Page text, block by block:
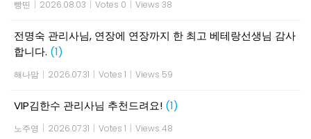
빵띤 | 2026.08.03 | Votes 0 | Views 38
전명숙 관리사님, 연장에 연장까지 한 최고 베테랑선생님 감사
합니다. (1)
해나맘 | 2026.07.31 | Votes 1 | Views 59
VIP김한수 관리사님 추천드려요! (1)
노주영 | 2026.07.31 | Votes 1 | Views 48